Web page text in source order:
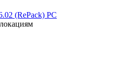
(RePack) PC